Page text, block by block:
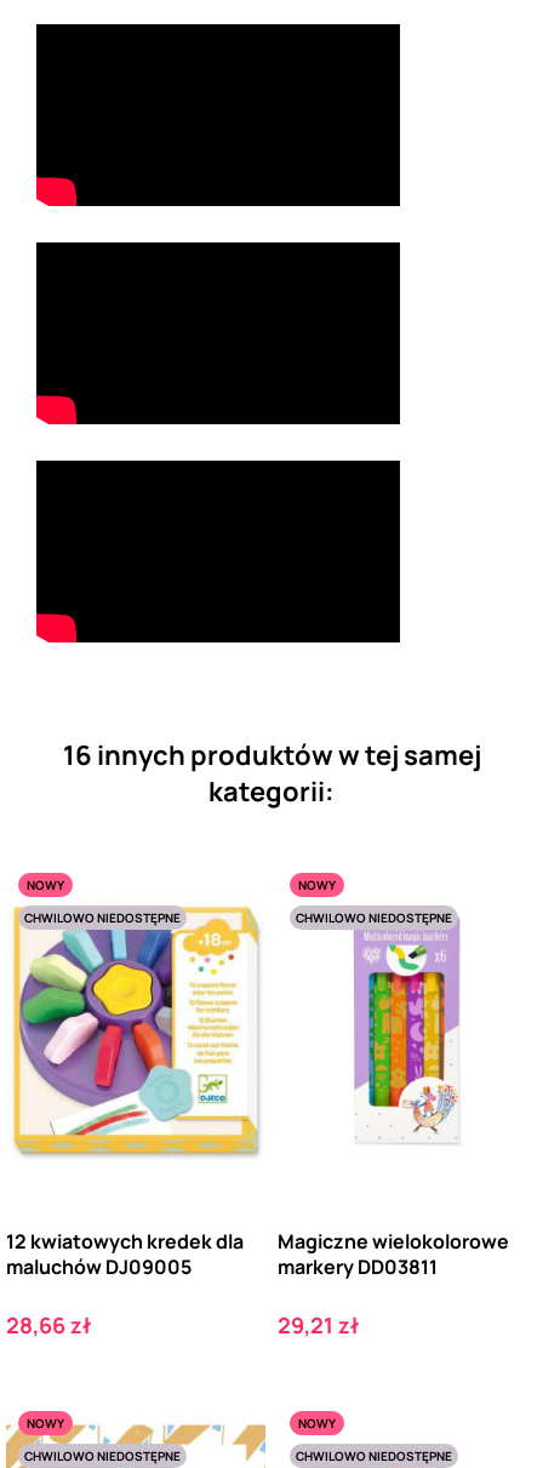
16 innych produktów w tej samej
kategorii:
NOWY
CHWILOWO NIEDOSTĘPNE
12 kwiatowych kredek dla
maluchów DJ09005
Cena
28,66 zł
NOWY
CHWILOWO NIEDOSTĘPNE
Magiczne wielokolorowe
markery DD03811
Cena
29,21 zł
NOWY
CHWILOWO NIEDOSTĘPNE
NOWY
CHWILOWO NIEDOSTĘPNE